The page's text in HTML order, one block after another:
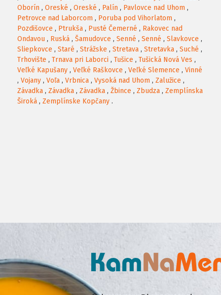
Oborín , Oreské , Oreské , Palín , Pavlovce nad Uhom ,
Petrovce nad Laborcom , Poruba pod Vihorlatom ,
Pozdišovce , Ptrukša , Pusté Čemerné , Rakovec nad
Ondavou , Ruská , Šamudovce , Senné , Senné , Slavkovce ,
Sliepkovce , Staré , Strážske , Stretava , Stretavka , Suché ,
Trhovište , Trnava pri Laborci , Tušice , Tušická Nová Ves ,
Veľké Kapušany , Veľké Raškovce , Veľké Slemence , Vinné
, Vojany , Voľa , Vrbnica , Vysoká nad Uhom , Zalužice ,
Závadka , Závadka , Závadka , Žbince , Zbudza , Zemplínska
Široká , Zemplínske Kopčany .